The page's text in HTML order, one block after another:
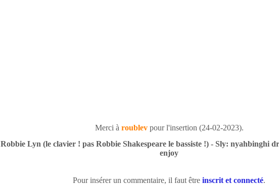
Merci à roublevpour l'insertion (24-02-2023).
Robbie Lyn (le clavier ! pas Robbie Shakespeare le bassiste !) - Sly: nyahbinghi
enjoy
Pour insérer un commentaire, il faut être inscrit et connecté.